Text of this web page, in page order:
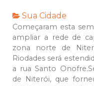
Sua Cidade
Começaram esta
ampliar a rede de
zona norte de
Riodades será
a rua Santo
de Niterói, que